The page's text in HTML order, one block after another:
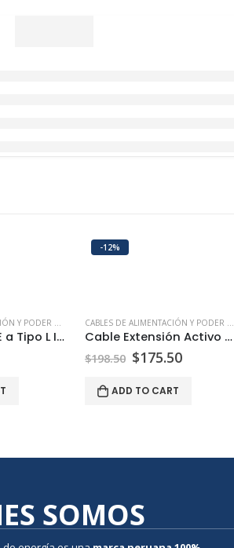
CABLES DE ALIMENTACIÓN Y PODER USB HDMI ETHERNET | PEPTEL
Cable Poder UE a Tipo L Italiano de 1.80 Metros
-12%
CABLES DE ALIMENTACIÓN Y PODER USB HDMI ETHERNET | PEPTEL
Cable Extensión Activo USB-C a USB-A 20 Metros
$198.50 $175.50
ADD TO CART
SOMOS